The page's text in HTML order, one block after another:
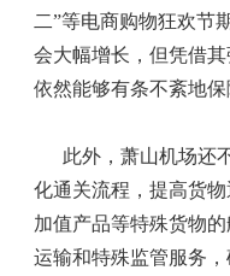
二”等电商购物狂欢节
会大幅增长，但凭借
依然能够有条不紊地保
此外，萧山机场还
化通关流程，提高货
加值产品等特殊货物
运输和特殊监管服务